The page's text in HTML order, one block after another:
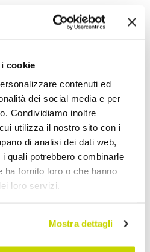
cookie
contenuti ed
dei social media e per
Condividiamo inoltre
utilizza il nostro sito con i
di analisi dei dati web,
quali potrebbero combinarle
ha fornito loro o che hanno
loro servizi.
Mostra dettagli
Tulip